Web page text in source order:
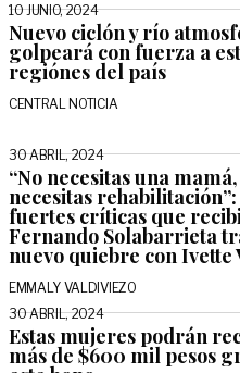
10 JUNIO, 2024
Nuevo ciclón y río
golpeará con fuerza a
regiónes del país
CENTRAL NOTICIA
30 ABRIL, 2024
“No necesitas una mamá,
necesitas rehabilitación”:
fuertes críticas que
Fernando Solabarrieta
nuevo quiebre con
EMMALY VALDIVIEZO
30 ABRIL, 2024
Estas mujeres podrán
más de $600 mil pesos